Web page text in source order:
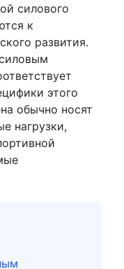
силового
к
развития.
этого
обычно носят
нагрузки,